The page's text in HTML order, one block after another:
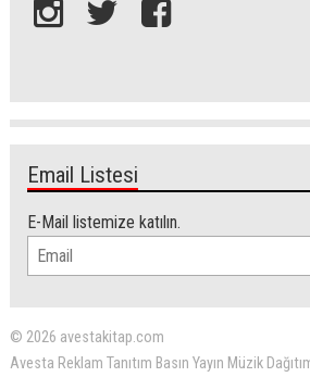
Email Listesi
E-Mail listemize katılın.
© 2026 avestakitap.com
Avesta Reklam Tanıtım Basın Yayın Müzik